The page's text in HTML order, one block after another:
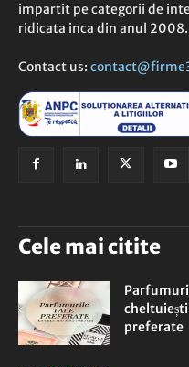
impartit pe categorii de
ridicata inca din anul 2008.
Contact us:
Cele mai citite
preferate